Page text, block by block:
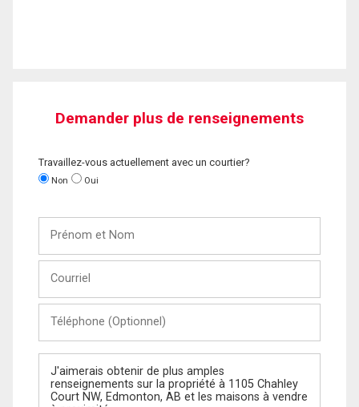
Demander plus de renseignements
Travaillez-vous actuellement avec un courtier?
Non Oui
Nom
(Optionnel)
Message